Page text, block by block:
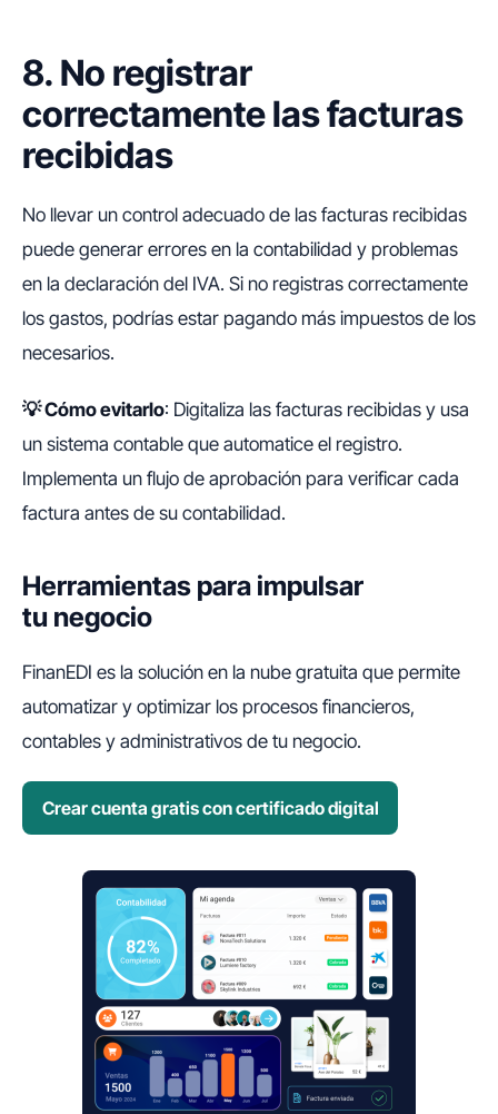
8. No registrar
correctamente las facturas
recibidas
No llevar un control adecuado de las facturas recibidas
puede generar errores en la contabilidad y problemas
en la declaración del IVA. Si no registras correctamente
los gastos, podrías estar pagando más impuestos de los
necesarios.
💡Cómo evitarlo: Digitaliza las facturas recibidas y usa
un sistema contable que automatice el registro.
Implementa un flujo de aprobación para verificar cada
factura antes de su contabilidad.
Herramientas para impulsar
tu negocio
FinanEDI es la solución en la nube gratuita que permite
automatizar y optimizar los procesos financieros,
contables y administrativos de tu negocio.
Crear cuenta gratis con certificado digital